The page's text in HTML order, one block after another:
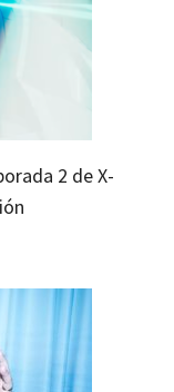
2 de X-